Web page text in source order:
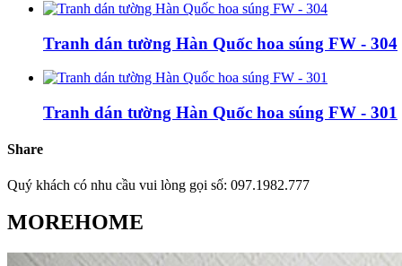
Tranh dán tường Hàn Quốc hoa súng FW - 304
Tranh dán tường Hàn Quốc hoa súng FW - 301
Share
Quý khách có nhu cầu vui lòng gọi số: 097.1982.777
MOREHOME